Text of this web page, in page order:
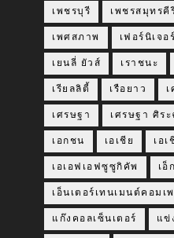
เพชรบุรี เพชรสมุทรคี
เพศสภาพ เฟอร์นิเจอร์
เยนลี่ ยัวส์ เราชนะ
เรียลลิตี้ เรือยาว
เศรษฐา เศรษฐา ศิร
เอกชน เอเชีย เอ
เอเอฟเอฟซูซูกิคัพ เอ็
เอ็นเตอร์เทนเมนต์คอมเ
แก๊งคอลเซ็นเตอร์ แข่